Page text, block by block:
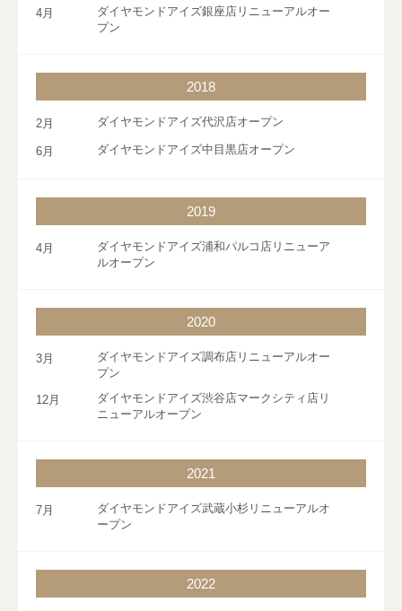
4月
ダイヤモンドアイズ銀座店リニューアルオー
プン
2018
2月 ダイヤモンドアイズ代沢店オープン
6月 ダイヤモンドアイズ中目黒店オープン
2019
4月
ダイヤモンドアイズ浦和パルコ店リニューア
ルオープン
2020
3月
ダイヤモンドアイズ調布店リニューアルオー
プン
12月
ダイヤモンドアイズ渋谷店マークシティ店リ
ニューアルオープン
2021
7月
ダイヤモンドアイズ武蔵小杉リニューアルオ
ープン
2022